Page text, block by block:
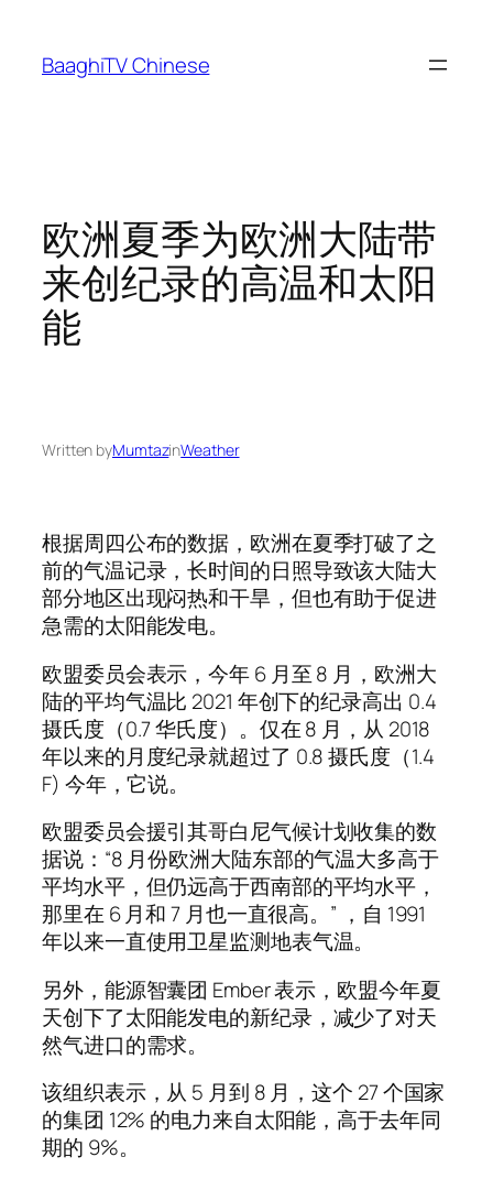
content
BaaghiTV Chinese
欧洲夏季为欧洲大陆带
来创纪录的高温和太阳
能
Written byMumtazinWeather
根据周四公布的数据，欧洲在夏季打破了之
前的气温记录，长时间的日照导致该大陆大
部分地区出现闷热和干旱，但也有助于促进
急需的太阳能发电。
欧盟委员会表示，今年 6 月至 8 月，欧洲大
陆的平均气温比 2021 年创下的纪录高出 0.4
摄氏度（0.7 华氏度）。仅在 8 月，从 2018
年以来的月度纪录就超过了 0.8 摄氏度（1.4
F) 今年，它说。
欧盟委员会援引其哥白尼气候计划收集的数
据说：“8 月份欧洲大陆东部的气温大多高于
平均水平，但仍远高于西南部的平均水平，
那里在 6 月和 7 月也一直很高。” ，自 1991
年以来一直使用卫星监测地表气温。
另外，能源智囊团 Ember 表示，欧盟今年夏
天创下了太阳能发电的新纪录，减少了对天
然气进口的需求。
该组织表示，从 5 月到 8 月，这个 27 个国家
的集团 12% 的电力来自太阳能，高于去年同
期的 9%。